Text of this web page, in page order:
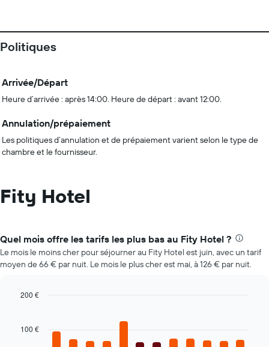
Politiques
Arrivée/Départ
Heure d’arrivée : après 14:00. Heure de départ : avant 12:00.
Annulation/prépaiement
Les politiques d’annulation et de prépaiement varient selon le type de
chambre et le fournisseur.
Fity Hotel
Quel mois offre les tarifs les plus bas au Fity Hotel ?
Le mois le moins cher pour séjourner au Fity Hotel est juin, avec un tarif
moyen de 66 € par nuit. Le mois le plus cher est mai, à 126 € par nuit.
with
100 €
200 €